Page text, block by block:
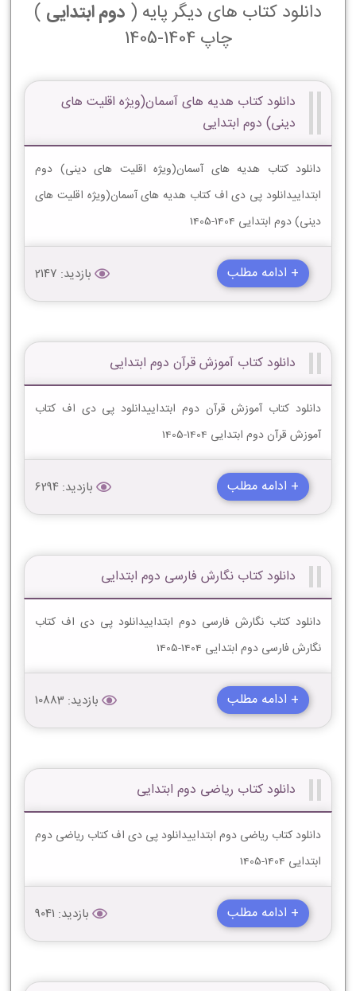
دانلود کتاب های دیگر پایه ( دوم ابتدایی )
چاپ 1404-1405
دانلود کتاب هدیه های آسمان(ویژه اقلیت های
دینی) دوم ابتدایی
دانلود کتاب هدیه های آسمان(ویژه اقلیت های دینی) دوم
ابتداییدانلود پی دی اف کتاب هدیه های آسمان(ویژه اقلیت های
دینی) دوم ابتدایی 1404-1405
+ ادامه مطلب بازدید: 2147
دانلود کتاب آموزش قرآن دوم ابتدایی
دانلود کتاب آموزش قرآن دوم ابتداییدانلود پی دی اف کتاب
آموزش قرآن دوم ابتدایی 1404-1405
+ ادامه مطلب بازدید: 6294
دانلود کتاب نگارش فارسی دوم ابتدایی
دانلود کتاب نگارش فارسی دوم ابتداییدانلود پی دی اف کتاب
نگارش فارسی دوم ابتدایی 1404-1405
+ ادامه مطلب بازدید: 10883
دانلود کتاب ریاضی دوم ابتدایی
دانلود کتاب ریاضی دوم ابتداییدانلود پی دی اف کتاب ریاضی دوم
ابتدایی 1404-1405
+ ادامه مطلب بازدید: 9041